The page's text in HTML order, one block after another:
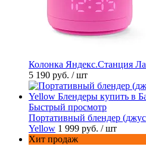
Колонка Яндекс.Станция
5 190 руб. / шт
Быстрый просмотр
Портативный блендер
Yellow 1 999 руб. / шт
Хит продаж